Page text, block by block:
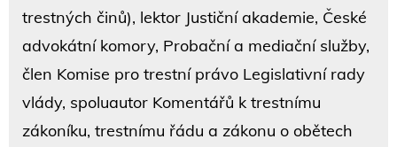
trestných činů), lektor Justiční akademie, České
advokátní komory, Probační a mediační služby,
člen Komise pro trestní právo Legislativní rady
vlády, spoluautor Komentářů k trestnímu
zákoníku, trestnímu řádu a zákonu o obětech